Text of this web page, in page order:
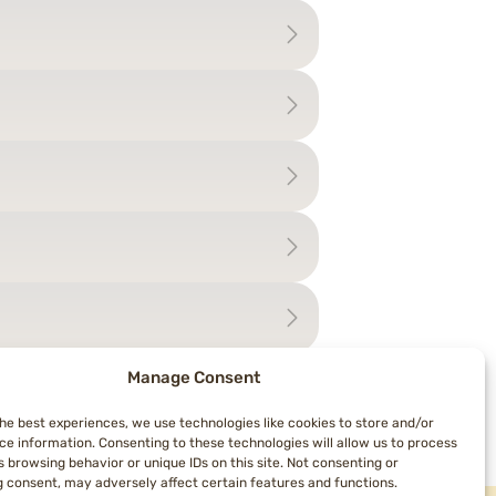
Manage Consent
best experiences, we use technologies like cookies to store and/or
information. Consenting to these technologies will allow us to process
browsing behavior or unique IDs on this site. Not consenting or
consent, may adversely affect certain features and functions.